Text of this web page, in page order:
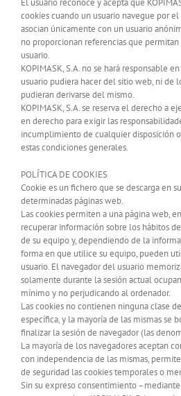
El usuario reconoce y acepta que
cookies cuando un usuario navegue por el
asocian únicamente con un usuario
no proporcionan referencias que
usuario.
KOPIMASK, S.A. no se hará responsable
usuario pudiera hacer del sitio web, ni de
pudieran derivarse del mismo.
KOPIMASK, S.A. se reserva el derecho a
en derecho para exigir las
incumplimiento de cualquier disposición
estas condiciones generales.
POLÍTICA DE COOKIES
Cookie es un fichero que se descarga en
determinadas páginas web.
Las cookies permiten a una página web,
recuperar información sobre los hábitos
de su equipo y, dependiendo de la
forma en que utilice su equipo, pueden
usuario. El navegador del usuario
solamente durante la sesión actual
mínimo y no perjudicando al ordenador.
Las cookies no contienen ninguna clase
específica, y la mayoría de las mismas se
finalizar la sesión de navegador (las
La mayoría de los navegadores aceptan
con independencia de las mismas,
de seguridad las cookies temporales o
Sin su expreso consentimiento